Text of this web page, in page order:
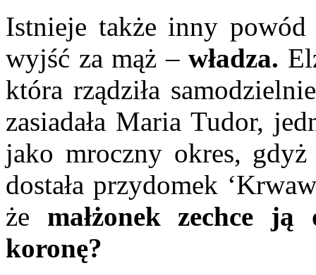
Istnieje także inny powód
wyjść za mąż –władza.
która rządziła
zasiadała Maria Tudor,
jako mroczny okres, gdyż
dostała przydomek
że małżonek zechce
koronę?